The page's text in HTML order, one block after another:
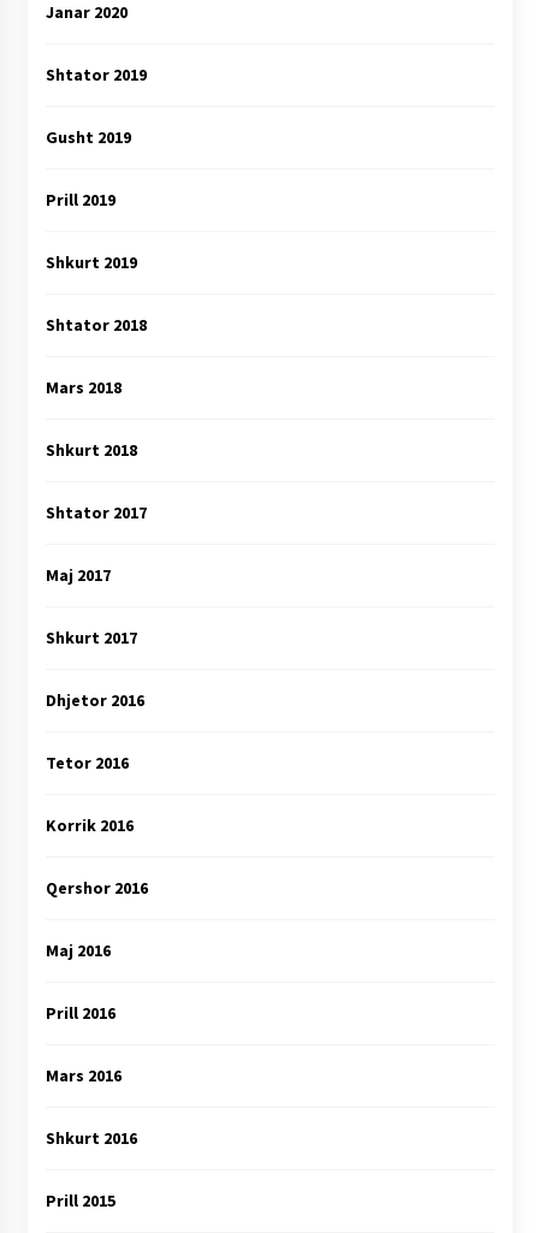
Janar 2020
Shtator 2019
Gusht 2019
Prill 2019
Shkurt 2019
Shtator 2018
Mars 2018
Shkurt 2018
Shtator 2017
Maj 2017
Shkurt 2017
Dhjetor 2016
Tetor 2016
Korrik 2016
Qershor 2016
Maj 2016
Prill 2016
Mars 2016
Shkurt 2016
Prill 2015